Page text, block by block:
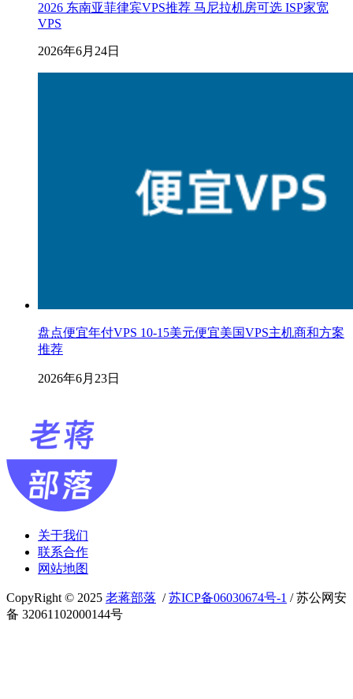
2026 东南亚菲律宾VPS推荐 马尼拉机房可选 ISP家宽
VPS
2026年6月24日
盘点便宜年付VPS 10-15美元便宜美国VPS主机商和方案
推荐
2026年6月23日
关于我们
联系合作
网站地图
CopyRight © 2025 老蒋部落 /苏ICP备06030674号-1 / 苏公网安
备 32061102000144号